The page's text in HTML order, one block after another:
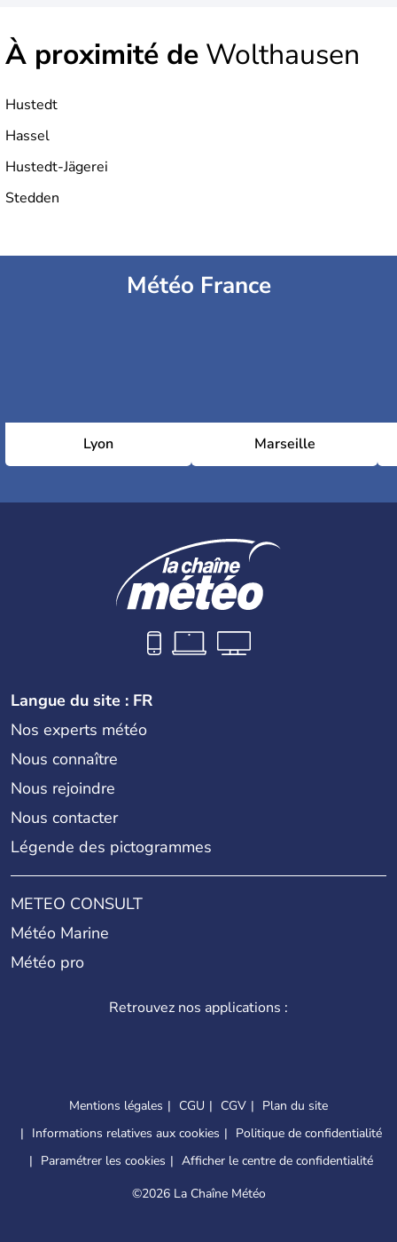
À proximité de Wolthausen
Hustedt
Hassel
Hustedt-Jägerei
Stedden
Météo France
Lyon Marseille
Langue du site : FR
Nos experts météo
Nous connaître
Nous rejoindre
Nous contacter
Légende des pictogrammes
METEO CONSULT
Météo Marine
Météo pro
Retrouvez nos applications :
Mentions légales CGU CGV
Plan du site
Informations relatives aux cookies
Politique de confidentialité
Paramétrer les cookies
Afficher le centre de confidentialité
©2026 La Chaîne Météo